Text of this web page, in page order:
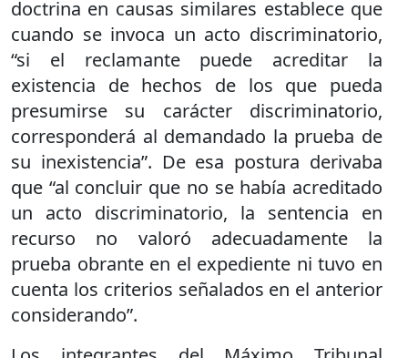
doctrina en causas similares establece que
cuando se invoca un acto discriminatorio,
“si el reclamante puede acreditar la
existencia de hechos de los que pueda
presumirse su carácter discriminatorio,
corresponderá al demandado la prueba de
su inexistencia”. De esa postura derivaba
que “al concluir que no se había acreditado
un acto discriminatorio, la sentencia en
recurso no valoró adecuadamente la
prueba obrante en el expediente ni tuvo en
cuenta los criterios señalados en el anterior
considerando”.